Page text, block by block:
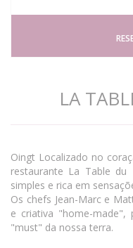
LA
Oingt Localizado no
restaurante La Table du
simples e rica em
Os chefs Jean-Marc e
e criativa "home-made",
"must" da nossa terra.